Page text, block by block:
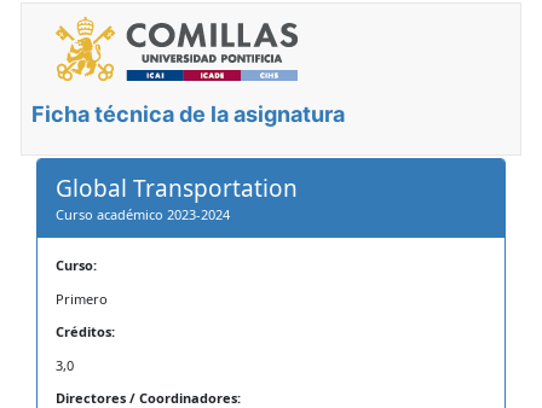
Ficha técnica de la asignatura
Global Transportation
Curso académico 2023-2024
Curso:
Primero
Créditos:
3,0
Directores / Coordinadores: